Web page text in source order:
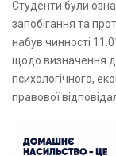
Студенти були
запобігання та
набув чинності
щодо визначення
психологічного,
правової